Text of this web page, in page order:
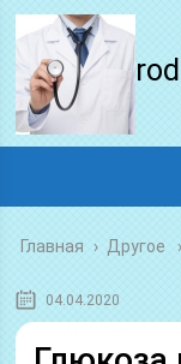
Главная › Другое
04.04.2020